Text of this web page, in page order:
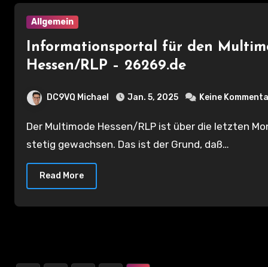
Allgemein
Informationsportal für den
Hessen/RLP – 26269.de
DC9VQ Michael Jan. 5, 2025 Keine
Der Multimode Hessen/RLP ist über die letzten Monaten
stetig gewachsen. Das ist der Grund, daß…
Read More